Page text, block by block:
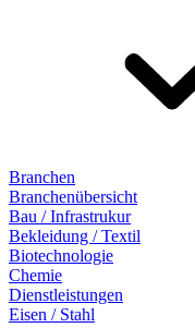
Branchen
Branchenübersicht
Bau / Infrastrukur
Bekleidung / Textil
Biotechnologie
Chemie
Dienstleistungen
Eisen / Stahl